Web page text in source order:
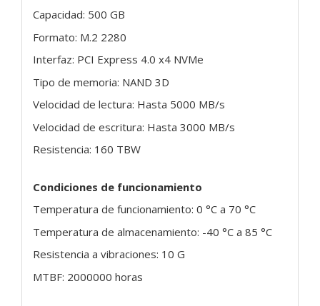
Capacidad: 500 GB
Formato: M.2 2280
Interfaz: PCI Express 4.0 x4 NVMe
Tipo de memoria: NAND 3D
Velocidad de lectura: Hasta 5000 MB/s
Velocidad de escritura: Hasta 3000 MB/s
Resistencia: 160 TBW
Condiciones de funcionamiento
Temperatura de funcionamiento: 0 °C a 70 °C
Temperatura de almacenamiento: -40 °C a 85 °C
Resistencia a vibraciones: 10 G
MTBF: 2000000 horas